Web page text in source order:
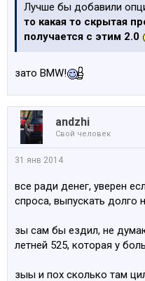
Лучше бы добавили
то какая то скрытая
получается с этим 2.0
зато BMW!
аndzhi
Свой человек
31 янв 2014
все ради денег, уверен
спроса, выпускать долго
зы сам бы ездил, не
летней 525, которая у
зыы и пох сколько там